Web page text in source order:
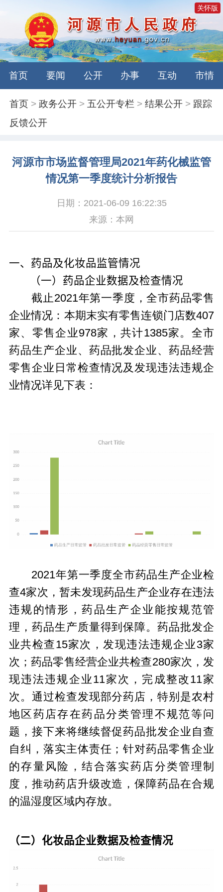
关怀版
首页 要闻 公开 办事 互动 市情
首页 >政务公开 > 五公开专栏 >结果公开 > 跟踪
反馈公开
河源市市场监督管理局2021年药化械监管
情况第一季度统计分析报告
日期：2021-06-09 16:22:35
来源：本网
一、药品及化妆品监管情况
（一）药品企业数据及检查情况
截止2021年第一季度，全市药品零售
企业情况：本期末实有零售连锁门店数407
家、零售企业978家，共计1385家。全市
药品生产企业、药品批发企业、药品经营
零售企业日常检查情况及发现违法违规企
业情况详见下表：
2021年第一季度全市药品生产企业检
查4家次，暂未发现药品生产企业存在违法
违规的情形，药品生产企业能按规范管
理，药品生产质量得到保障。药品批发企
业共检查15家次，发现违法违规企业3家
次；药品零售经营企业共检查280家次，发
现违法违规企业11家次，完成整改11家
次。通过检查发现部分药店，特别是农村
地区药店存在药品分类管理不规范等问
题，接下来将继续督促药品批发企业自查
自纠，落实主体责任；针对药品零售企业
的存量风险，结合落实药店分类管理制
度，推动药店升级改造，保障药品在合规
的温湿度区域内存放。
（二）化妆品企业数据及检查情况